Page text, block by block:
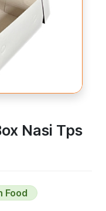
Nasi Tps
Food